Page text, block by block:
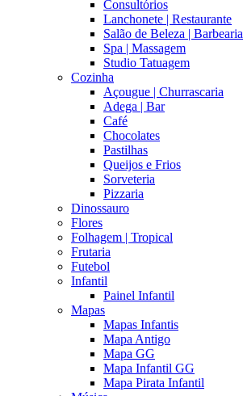
Consultórios
Lanchonete | Restaurante
Salão de Beleza | Barbearia
Spa | Massagem
Studio Tatuagem
Cozinha
Açougue | Churrascaria
Adega | Bar
Café
Chocolates
Pastilhas
Queijos e Frios
Sorveteria
Pizzaria
Dinossauro
Flores
Folhagem | Tropical
Frutaria
Futebol
Infantil
Painel Infantil
Mapas
Mapas Infantis
Mapa Antigo
Mapa GG
Mapa Infantil GG
Mapa Pirata Infantil